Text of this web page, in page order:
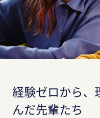
経験ゼロから、
んだ先輩たち